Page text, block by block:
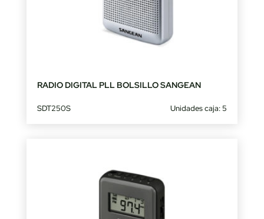
RADIO DIGITAL PLL BOLSILLO SANGEAN
SDT250S Unidades caja: 5